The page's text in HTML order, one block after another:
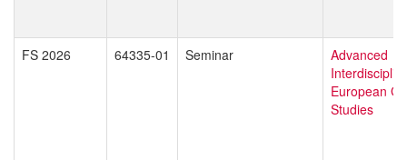
FS 2026 64335-01 Seminar
Advanced
European
Studies